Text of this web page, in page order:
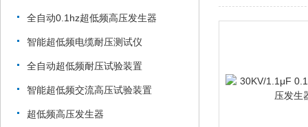
全自动0.1hz超低频高压发生器
智能超低频电缆耐压测试仪
全自动超低频耐压试验装置
智能超低频交流高压试验装置
超低频高压发生器